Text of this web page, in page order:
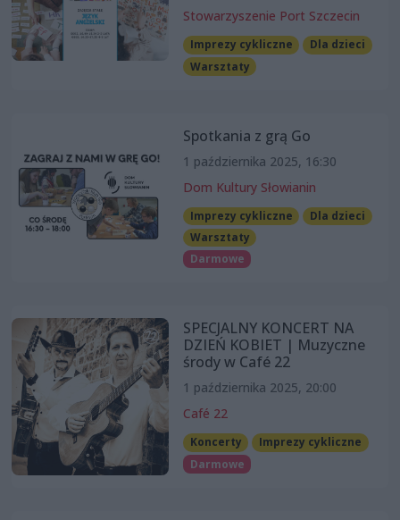
Stowarzyszenie Port Szczecin
Imprezy cykliczne
Dla dzieci
Warsztaty
Spotkania z grą Go
1 października 2025, 16:30
Dom Kultury Słowianin
Imprezy cykliczne
Dla dzieci
Warsztaty
Darmowe
SPECJALNY KONCERT NA
DZIEŃ KOBIET | Muzyczne
środy w Café 22
1 października 2025, 20:00
Café 22
Koncerty
Imprezy cykliczne
Darmowe